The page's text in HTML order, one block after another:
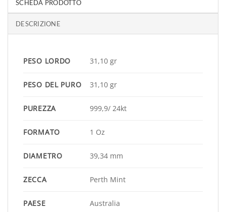
SCHEDA PRODOTTO
DESCRIZIONE
PESO LORDO 31,10 gr
PESO DEL PURO 31,10 gr
PUREZZA 999,9/ 24kt
FORMATO 1 Oz
DIAMETRO 39,34 mm
ZECCA Perth Mint
PAESE Australia